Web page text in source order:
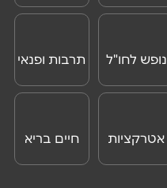
נסיעות לחו"ל
נופש לחו"ל תרבות ופנאי
אטרקציות חיים בריא